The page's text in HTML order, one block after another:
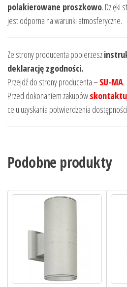
polakierowane proszkowo. Dzięki
jest odporna na warunki atmosferyczne.
Ze strony producenta pobierzesz
deklarację zgodności.
Przejdź do strony producenta –SU-MA
Przed dokonaniem zakupów
celu uzyskania potwierdzenia
Podobne produkty